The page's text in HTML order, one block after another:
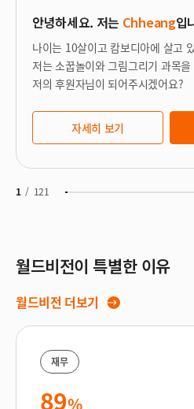
안녕하세요. 저는 Chheang입
나이는 10살이고 캄보디아에 살고
저는 소꿉놀이와 그림그리기 과목
저의 후원자님이 되어주시겠어요?
자세히 보기
1/ 121
월드비전이 특별한 이유
월드비전 더보기
재무
89%